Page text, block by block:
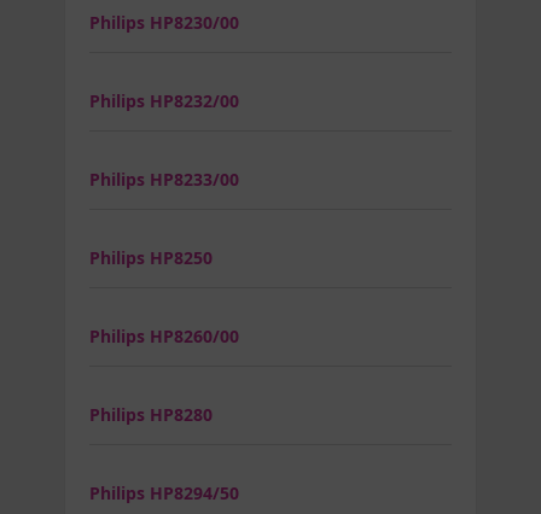
Philips HP8230/00
Philips HP8232/00
Philips HP8233/00
Philips HP8250
Philips HP8260/00
Philips HP8280
Philips HP8294/50